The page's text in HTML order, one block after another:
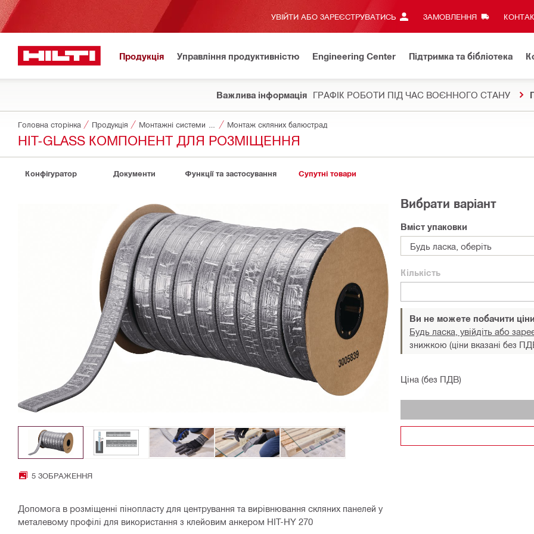
УВІЙТИ АБО ЗАРЕЄСТРУВАТИСЬ ЗАМОВЛЕННЯ
Продукція Управління продуктивністю Engineering Center Підтримка та бібліотека
Важлива інформація ГРАФІК РОБОТИ ПІД ЧАС ВОЄННОГО СТАНУ
Головна сторінка Продукція Монтаж скляних балюстрад
HIT-GLASS КОМПОНЕНТ ДЛЯ РОЗМІЩЕННЯ
Конфігуратор Документи Функції та застосування Супутні товари
5 ЗОБРАЖЕННЯ
Допомога в розміщенні пінопласту для центрування та вирівнювання скляних панелей у
металевому профілі для використання з клейовим анкером HIT-HY 270
Вибрати варіант
Вміст упаковки
Будь ласка, оберіть
Кількість
Ви не можете побачити
Будь ласка, увійдіть або
знижкою (ціни вказані без
Ціна (без ПДВ)